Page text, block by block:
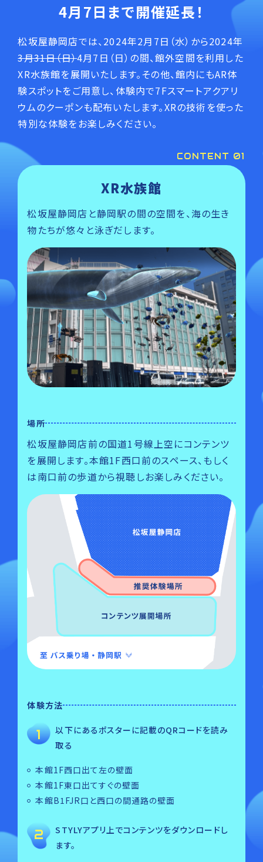
4月7日まで開催延長！
松坂屋静岡店では、2024年2月7日（水）から2024年
3月31日（日）4月7日（日）の間、館外空間を利用した
XR水族館を展開いたします。その他、館内にもAR体
験スポットをご用意し、体験内で7Fスマートアクアリ
ウムのクーポンも配布いたします。XRの技術を使った
特別な体験をお楽しみください。
CONTENT 01
XR水族館
松坂屋静岡店と静岡駅の間の空間を、海の生き
物たちが悠々と泳ぎだします。
場所
松坂屋静岡店前の国道1号線上空にコンテンツ
を展開します。本館1F西口前のスペース、もしく
は南口前の歩道から視聴しお楽しみください。
体験方法
以下にあるポスターに記載のQRコードを読み
取る
本館1F西口出て左の壁面
本館1F東口出てすぐの壁面
本館B1FJR口と西口の間通路の壁面
STYLYアプリ上でコンテンツをダウンロードし
ます。